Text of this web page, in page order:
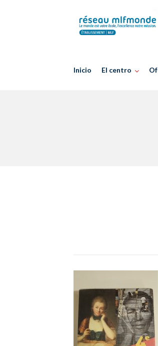
Inicio El centro